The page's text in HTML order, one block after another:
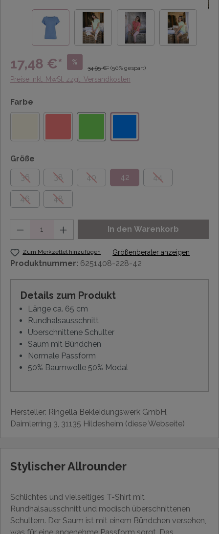
17,48 €* %
34,95 €* (50% gespart)
Preise inkl. MwSt. zzgl. Versandkosten
Farbe
Größe
36
38 40 42 44
46 48
In den Warenkorb
Zum Merkzettel hinzufügen Größenberater anzeigen
Produktnummer: 6251408-228-42
Details zum Produkt
Länge ca. 65 cm
Rundhalsausschnitt
Überschnittene Schulter
Saum mit Bündchen
Normale Passform
50% Baumwolle 50% Modal
Hersteller: Ringella Bekleidungswerk GmbH,
Daimlerring 3, 31135 Hildesheim (diese Webseite)
Stylischer Allrounder
Schlichtes und vielseitiges T-Shirt mit
Rundhalsausschnitt und modisch überschnittenen
Schultern. Der Saum ist mit einem Bündchen versehen,
was für eine angenehme Passform sorgt. Das